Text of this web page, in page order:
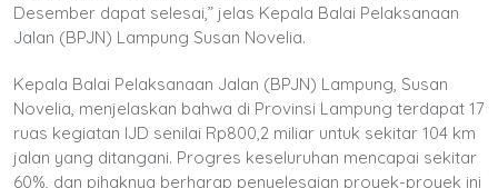
Desember dapat selesai,” jelas Kepala Balai Pelaksanaan
Jalan (BPJN) Lampung Susan Novelia.
Kepala Balai Pelaksanaan Jalan (BPJN) Lampung, Susan
Novelia, menjelaskan bahwa di Provinsi Lampung terdapat 17
ruas kegiatan IJD senilai Rp800,2 miliar untuk sekitar 104 km
jalan yang ditangani. Progres keseluruhan mencapai sekitar
60%, dan pihaknya berharap penyelesaian proyek-proyek ini